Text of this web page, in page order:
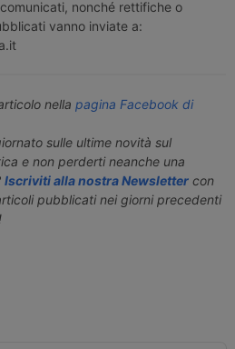
nonché rettifiche o
vanno inviate a:
nella pagina Facebook di
sulle ultime novità sul
e non perderti neanche una
Iscriviti alla nostra Newslettercon
pubblicati nei giorni precedenti